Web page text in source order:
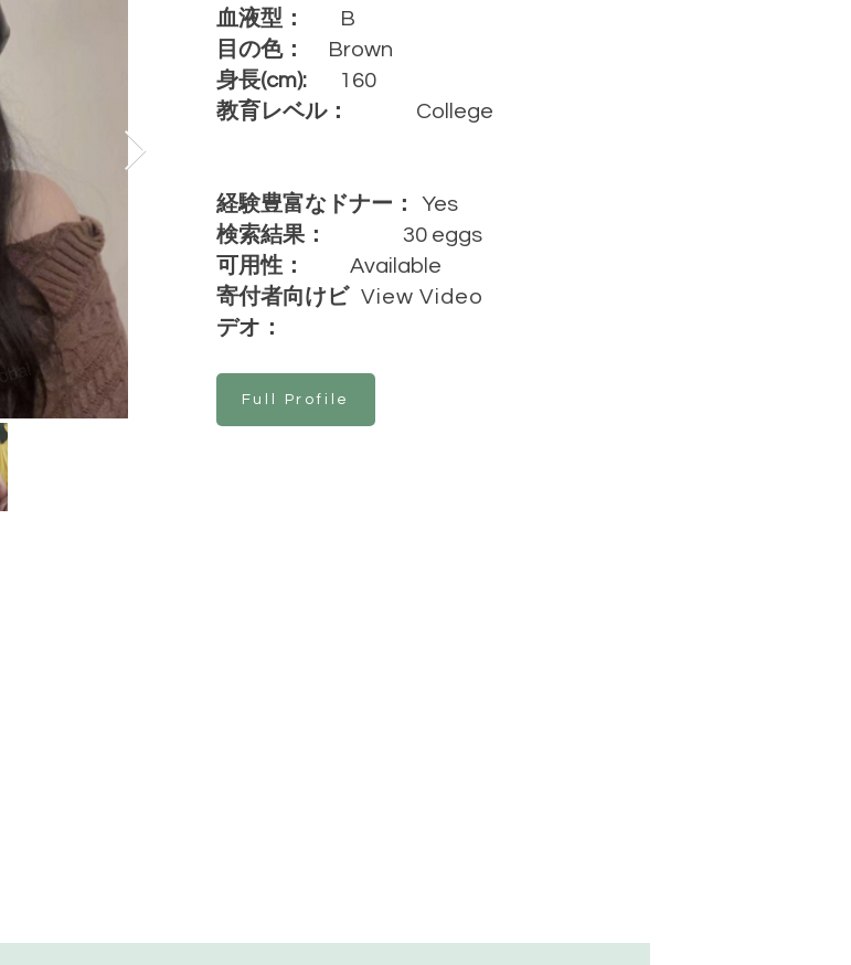
血液型：
B
目の色：
Brown
身長(cm):
160
教育レベル：
College
経験豊富なドナー：
Yes
検索結果：
30 eggs
可用性：
Available
寄付者向けビ
デオ：
View Video
Full Profile